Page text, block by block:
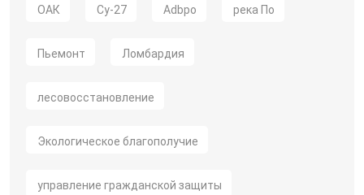
ОАК Су-27 Adbpo река По
Пьемонт Ломбардия
лесовосстановление
Экологическое благополучие
управление гражданской защиты